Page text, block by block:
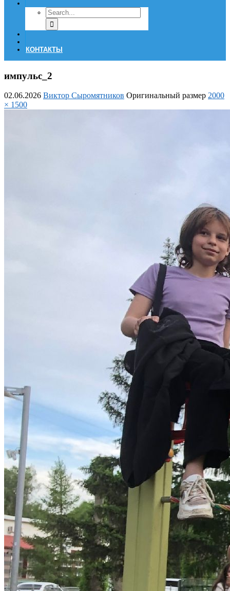
КОНТАКТЫ
импульс_2
02.06.2026 Виктор Сыромятников Оригинальный размер 2000
× 1500